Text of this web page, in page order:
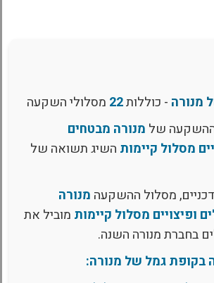
מנורה - כוללות22 מסלולי השקעה
של מנורה מבטחים
מסלול קיימות השיג תשואה של
מסלול ההשקעה מנורה
ופיצויים מסלול קיימות מוביל את
בחברת מנורה השנה.
בקופת גמל של מנורה: